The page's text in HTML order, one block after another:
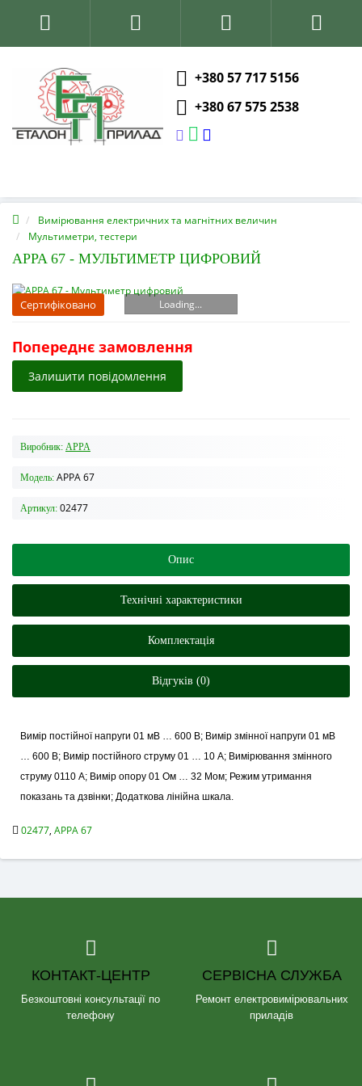
+380 57 717 5156
+380 67 575 2538
Вимірювання електричних та магнітних величин
Мультиметри, тестери
APPA 67 - МУЛЬТИМЕТР ЦИФРОВИЙ
Сертифіковано Loading...
Попереднє замовлення
Залишити повідомлення
Виробник: APPA
Модель: APPA 67
Артикул: 02477
Опис
Технічні характеристики
Комплектація
Відгуків (0)
Вимір постійної напруги 01 мВ … 600 В; Вимір змінної напруги 01 мВ
… 600 В; Вимір постійного струму 01 … 10 А; Вимірювання змінного
струму 0110 А; Вимір опору 01 Ом … 32 Мом; Режим утримання
показань та дзвінки; Додаткова лінійна шкала.
02477, APPA 67
КОНТАКТ-ЦЕНТР
Безкоштовні консультації по
телефону
СЕРВІСНА СЛУЖБА
Ремонт електровимірювальних
приладів